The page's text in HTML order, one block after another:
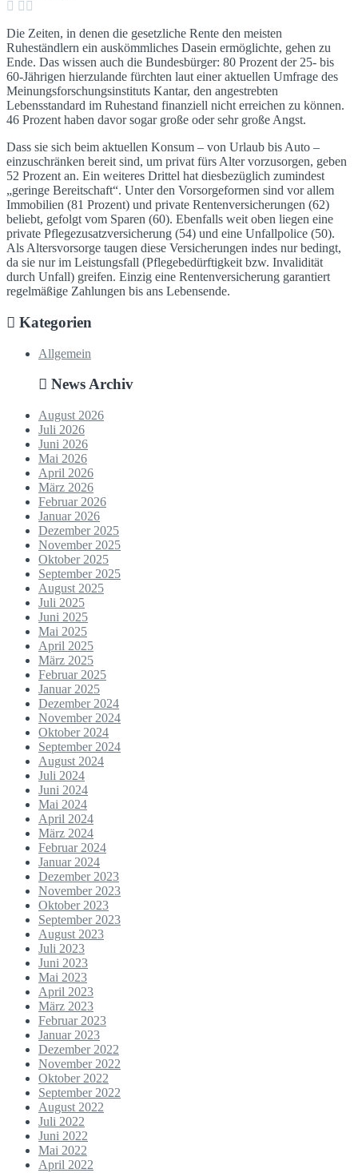
Die Zeiten, in denen die gesetzliche Rente den meisten
Ruheständlern ein auskömmliches Dasein ermöglichte, gehen zu
Ende. Das wissen auch die Bundesbürger: 80 Prozent der 25- bis
60-Jährigen hierzulande fürchten laut einer aktuellen Umfrage des
Meinungsforschungsinstituts Kantar, den angestrebten
Lebensstandard im Ruhestand finanziell nicht erreichen zu können.
46 Prozent haben davor sogar große oder sehr große Angst.
Dass sie sich beim aktuellen Konsum – von Urlaub bis Auto –
einzuschränken bereit sind, um privat fürs Alter vorzusorgen, geben
52 Prozent an. Ein weiteres Drittel hat diesbezüglich zumindest
„geringe Bereitschaft“. Unter den Vorsorgeformen sind vor allem
Immobilien (81 Prozent) und private Rentenversicherungen (62)
beliebt, gefolgt vom Sparen (60). Ebenfalls weit oben liegen eine
private Pflegezusatzversicherung (54) und eine Unfallpolice (50).
Als Altersvorsorge taugen diese Versicherungen indes nur bedingt,
da sie nur im Leistungsfall (Pflegebedürftigkeit bzw. Invalidität
durch Unfall) greifen. Einzig eine Rentenversicherung garantiert
regelmäßige Zahlungen bis ans Lebensende.
Kategorien
Allgemein
News Archiv
August 2026
Juli 2026
Juni 2026
Mai 2026
April 2026
März 2026
Februar 2026
Januar 2026
Dezember 2025
November 2025
Oktober 2025
September 2025
August 2025
Juli 2025
Juni 2025
Mai 2025
April 2025
März 2025
Februar 2025
Januar 2025
Dezember 2024
November 2024
Oktober 2024
September 2024
August 2024
Juli 2024
Juni 2024
Mai 2024
April 2024
März 2024
Februar 2024
Januar 2024
Dezember 2023
November 2023
Oktober 2023
September 2023
August 2023
Juli 2023
Juni 2023
Mai 2023
April 2023
März 2023
Februar 2023
Januar 2023
Dezember 2022
November 2022
Oktober 2022
September 2022
August 2022
Juli 2022
Juni 2022
Mai 2022
April 2022